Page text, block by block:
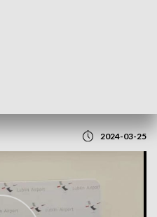
2024-03-25